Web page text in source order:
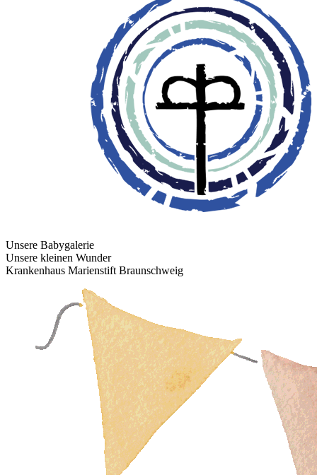
Unsere Babygalerie
Unsere kleinen Wunder
Krankenhaus Marienstift Braunschweig